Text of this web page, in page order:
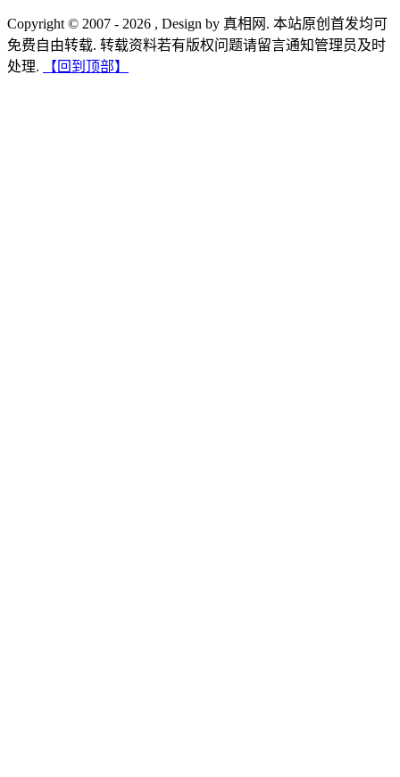
Copyright © 2007 - 2026 , Design by 真相网. 本站原创首发均可
免费自由转载. 转载资料若有版权问题请留言通知管理员及时
处理.
【回到顶部】